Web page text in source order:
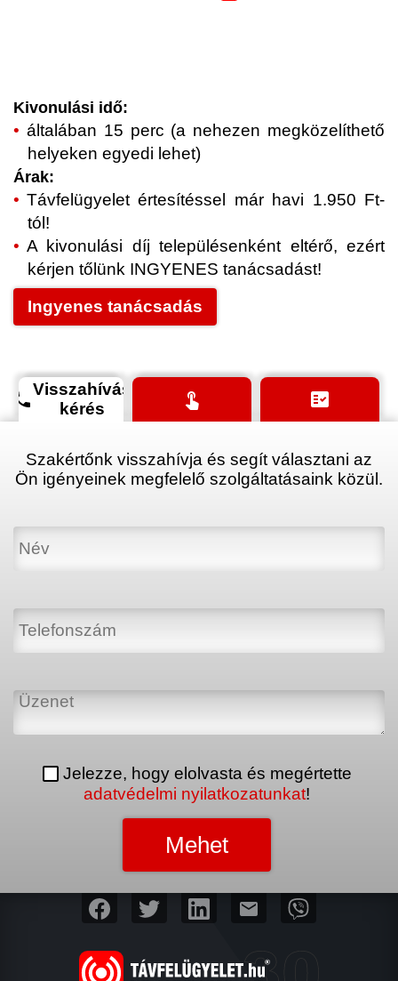
Kivonulási idő:
általában 15 perc (a nehezen megközelíthető
helyeken egyedi lehet)
Árak:
Távfelügyelet értesítéssel már havi 1.950 Ft-
tól!
A kivonulási díj településenként eltérő, ezért
kérjen tőlünk INGYENES tanácsadást!
Ingyenes tanácsadás
phoneVisszahívás
kérés
touch_app fact_check
Szakértőnk visszahívja és segít választani az
Ön igényeinek megfelelő szolgáltatásaink közül.
Jelezze, hogy elolvasta és megértette
adatvédelmi nyilatkozatunkat!
mail